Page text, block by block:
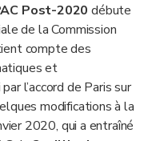
Post-2020 débute
de la Commission
compte des
et
l’accord de Paris sur
modifications à la
2020, qui a entraîné